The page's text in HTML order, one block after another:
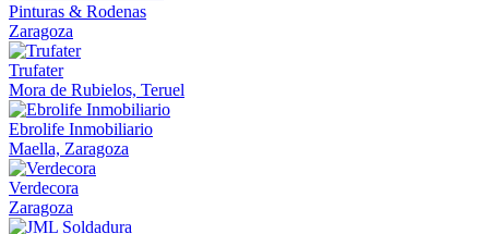
Pinturas & Rodenas
Zaragoza
Trufater
Mora de Rubielos, Teruel
Ebrolife Inmobiliario
Maella, Zaragoza
Verdecora
Zaragoza